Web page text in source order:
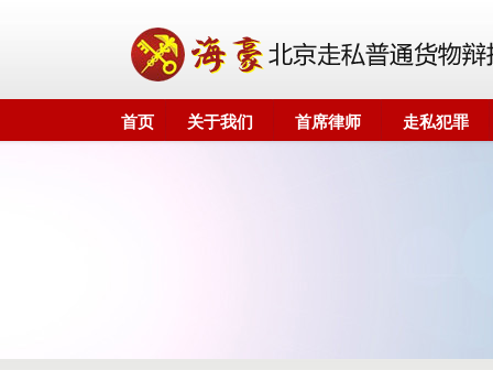
首页 关于我们 首席律师 走私犯罪